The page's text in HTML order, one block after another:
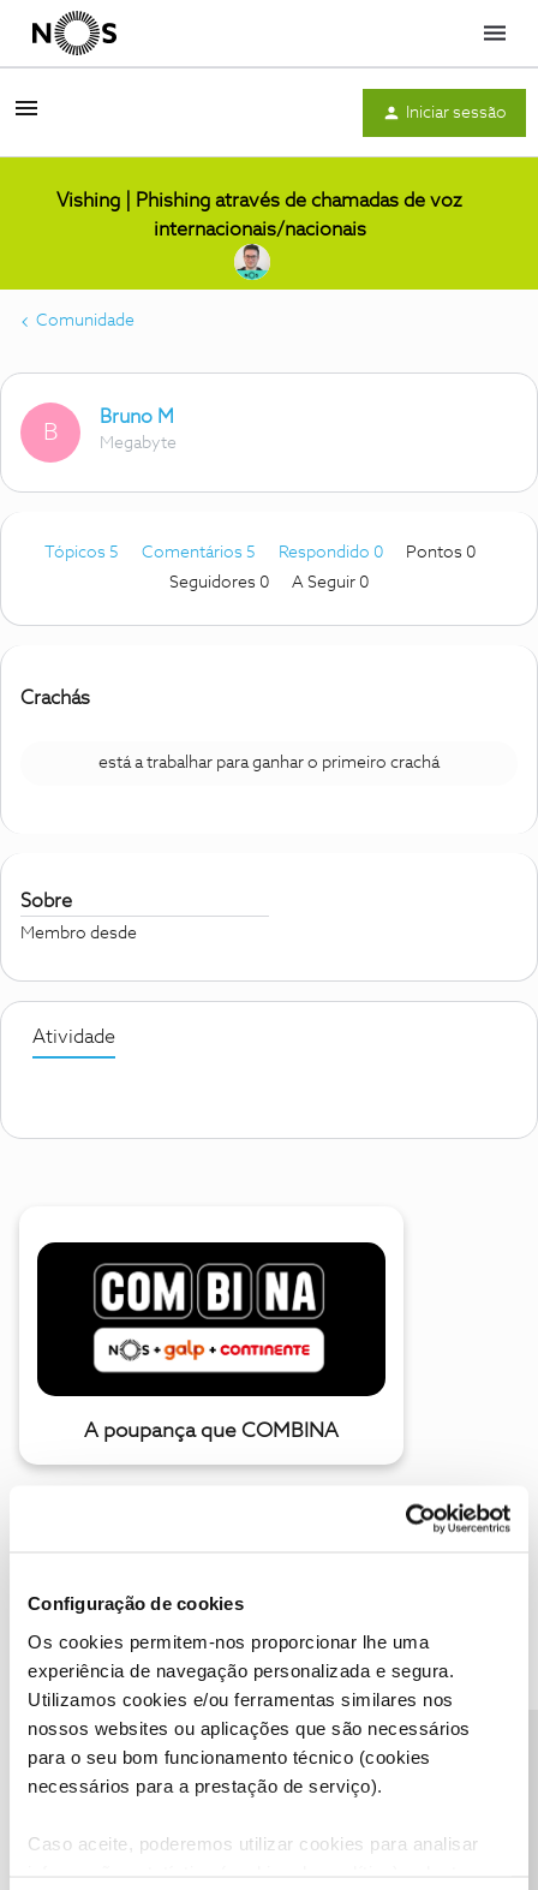
Configuração de cookies
Os cookies permitem-nos proporcionar lhe uma
experiência de navegação personalizada e segura.
Utilizamos cookies e/ou ferramentas similares nos
nossos websites ou aplicações que são necessários
para o seu bom funcionamento técnico (cookies
necessários para a prestação de serviço).
Caso aceite, poderemos utilizar cookies para analisar
Menu
Iniciar sessão
Vishing | Phishing através de chamadas de voz
internacionais/nacionais
Comunidade
B
Bruno M
Megabyte
Tópicos 5 Comentários 5 Respondido 0
Pontos 0
Seguidores 0 A Seguir 0
Crachás
está a trabalhar para ganhar o primeiro crachá
Sobre
Membro desde
Atividade
A poupança que COMBINA
Descubra as novidades de julho